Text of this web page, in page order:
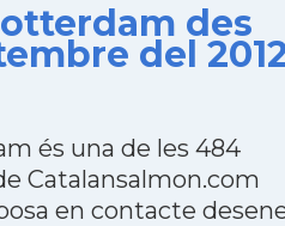
des
del
és una de les 484
Catalansalmon.com
en contacte